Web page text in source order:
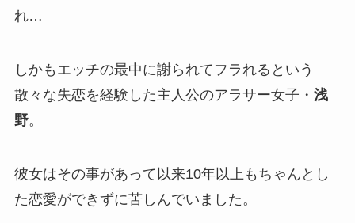
れ…
しかもエッチの最中に謝られてフラれるという
散々な失恋を経験した主人公のアラサー女子・ 浅
野。
彼女はその事があって以来10年以上もちゃんとし
た恋愛ができずに苦しんでいました。